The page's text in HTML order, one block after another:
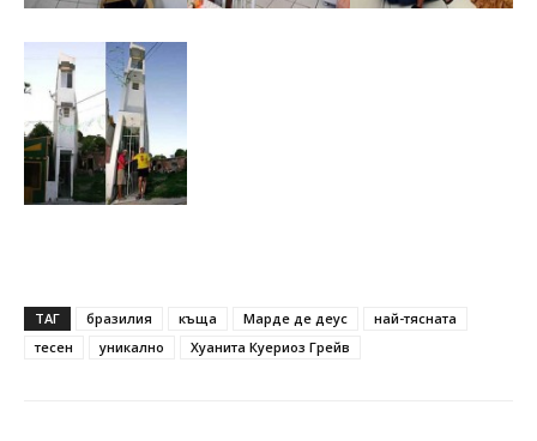
ТАГ бразилия къща Марде де деус
най-тясната
тесен
уникално Хуанита Куериоз Грейв